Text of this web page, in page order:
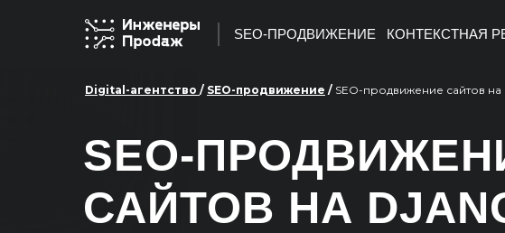
SEO-ПРОДВИЖЕНИЕ КОНТЕКСТНАЯ
SEO-
САЙТОВ НА
Digital-агентство / SEO-продвижение / SEO-продвижение сайтов на